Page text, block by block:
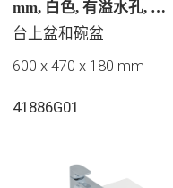
mm, 白色, 有溢水孔, 抛
光
台上盆和碗盆
600 x 470 x 180 mm
41886G01